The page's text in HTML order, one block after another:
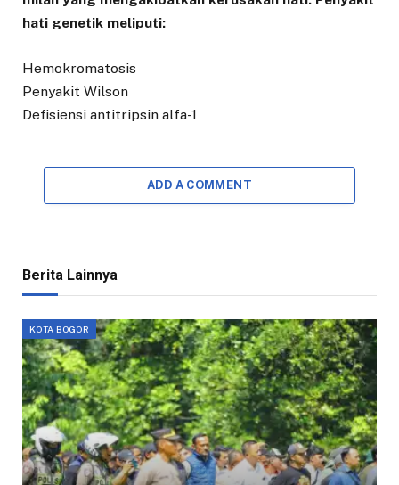
hati genetik meliputi:
Hemokromatosis
Penyakit Wilson
Defisiensi antitripsin alfa-1
ADD A COMMENT
Berita Lainnya
KOTA BOGOR